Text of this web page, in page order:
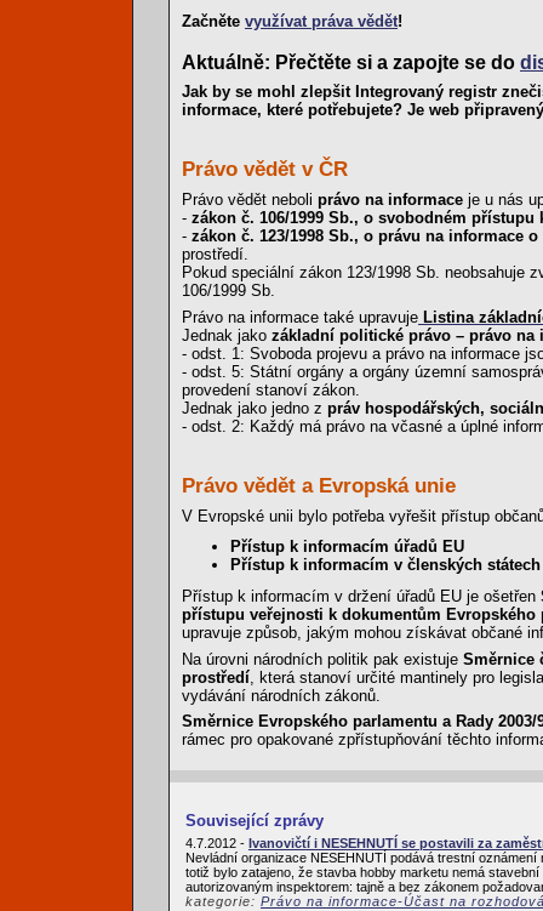
Začněte využívat práva vědět!
Aktuálně: Přečtěte si a zapojte se do
Jak by se mohl zlepšit Integrovaný registr
informace, které potřebujete? Je web
Právo vědět v ČR
Právo vědět neboli právo na informace je u nás
- zákon č. 106/1999 Sb., o svobodném přístupu
- zákon č. 123/1998 Sb., o právu na informace
prostředí.
Pokud speciální zákon 123/1998 Sb. neobsahuje
106/1999 Sb.
Právo na informace také upravuje Listina
Jednak jako základní politické právo – právo na
- odst. 1: Svoboda projevu a právo na informace
- odst. 5: Státní orgány a orgány územní
provedení stanoví zákon.
Jednak jako jedno z práv hospodářských,
- odst. 2: Každý má právo na včasné a úplné
Právo vědět a Evropská unie
V Evropské unii bylo potřeba vyřešit přístup
Přístup k informacím úřadů EU
Přístup k informacím v členských státech
Přístup k informacím v držení úřadů EU je ošetřen
přístupu veřejnosti k dokumentům
upravuje způsob, jakým mohou získávat občané
Na úrovni národních politik pak existuje Směrnice
prostředí , která stanoví určité mantinely pro
vydávání národních zákonů.
Směrnice Evropského parlamentu a Rady
rámec pro opakované zpřístupňování těchto
Související zprávy
4.7.2012 - Ivanovičtí i NESEHNUTÍ se postavili za
Nevládní organizace NESEHNUTÍ podává trestní
totiž bylo zatajeno, že stavba hobby marketu nemá
autorizovaným inspektorem: tajně a bez zákonem
kategorie: Právo na informace-Účast na